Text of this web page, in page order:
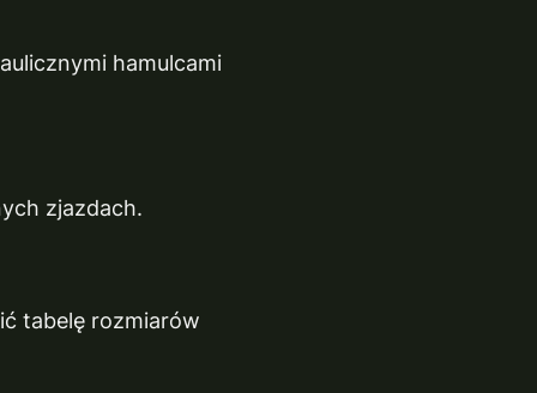
hamulcami
zjazdach.
tabelę rozmiarów